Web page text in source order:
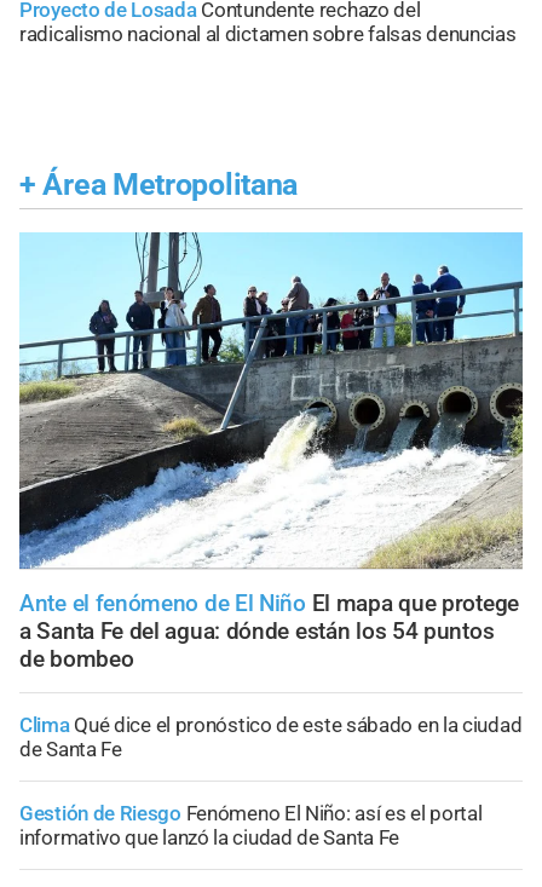
Proyecto de Losada Contundente rechazo del
radicalismo nacional al dictamen sobre falsas denuncias
+ Área Metropolitana
Ante el fenómeno de El Niño El mapa que protege
a Santa Fe del agua: dónde están los 54 puntos
de bombeo
Clima Qué dice el pronóstico de este sábado en la ciudad
de Santa Fe
Gestión de Riesgo Fenómeno El Niño: así es el portal
informativo que lanzó la ciudad de Santa Fe